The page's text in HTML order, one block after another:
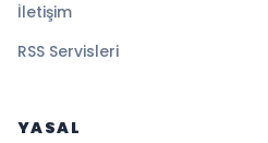
İletişim
RSS Servisleri
YASAL